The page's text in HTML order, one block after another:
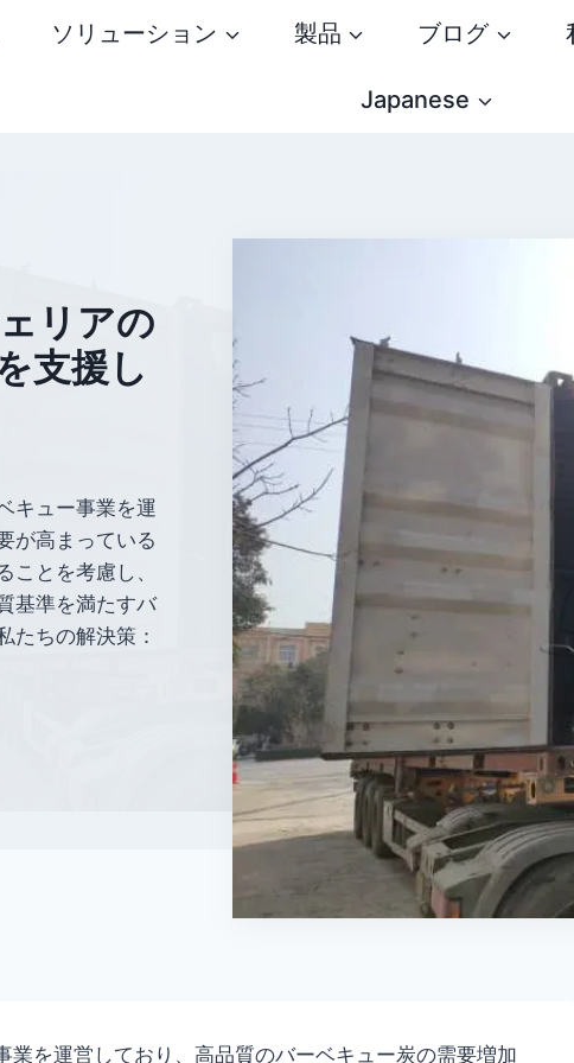
ソリューション 製品 ブログ
Japanese
リアの
支援し
キュー事業を運
が高まっている
とを考慮し、
基準を満たすバ
たちの解決策：
を運営しており、高品質のバーベキュー炭の需要増加